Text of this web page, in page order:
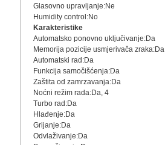
Glasovno upravljanje:Ne
Humidity control:No
Karakteristike
Automatsko ponovno uključivanje:Da
Memorija pozicije usmjerivača zraka:Da
Automatski rad:Da
Funkcija samočišćenja:Da
Zaštita od zamrzavanja:Da
Noćni režim rada:Da, 4
Turbo rad:Da
Hlađenje:Da
Grijanje:Da
Odvlaživanje:Da